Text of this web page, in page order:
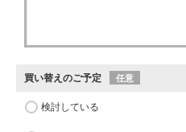
買い替えのご予定 任意
検討している